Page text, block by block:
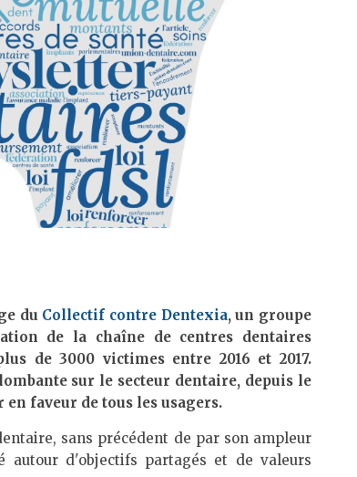
du Collectif contre Dentexia, un groupe
de la chaîne de centres dentaires
de 3000 victimes entre 2016 et 2017.
sur le secteur dentaire, depuis le
faveur de tous les usagers.
sans précédent de par son ampleur
autour d'objectifs partagés et de valeurs